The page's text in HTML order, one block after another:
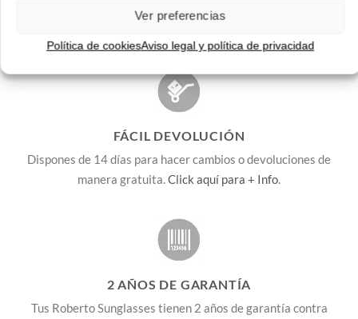
Ver preferencias
Política de cookiesAviso legal y política de privacidad
Consulta aquítoda la info relativa a envíos.
FÁCIL DEVOLUCIÓN
Dispones de 14 días para hacer cambios o devoluciones de
manera gratuita. Click aquí para + Info
2 AÑOS DE GARANTÍA
Tus Roberto Sunglasses tienen 2 años de garantía contra